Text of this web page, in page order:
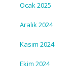
Ocak 2025
Aralık 2024
Kasım 2024
Ekim 2024